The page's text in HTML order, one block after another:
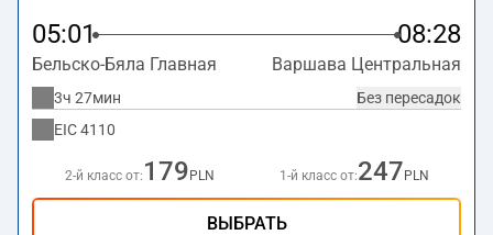
05:01 08:28
Бельско-Бяла Главная Варшава Центральная
Без пересадок
3ч 27мин
EIC4110
2-й класс от: 179 PLN 1-й класс от:247 PLN
ВЫБРАТЬ